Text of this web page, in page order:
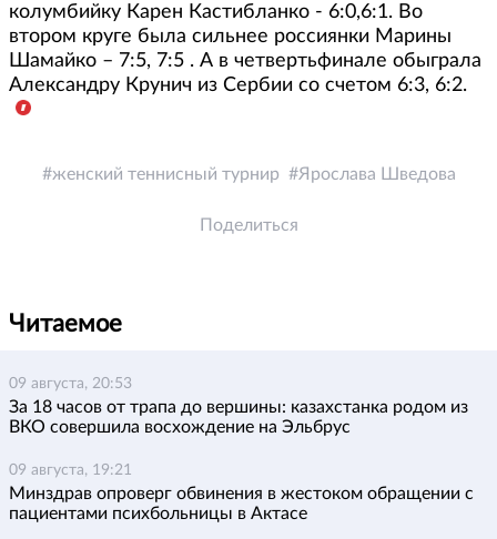
колумбийку Карен Кастибланко - 6:0,6:1. Во
втором круге была сильнее россиянки Марины
Шамайко – 7:5, 7:5 . А в четвертьфинале обыграла
Александру Крунич из Сербии со счетом 6:3, 6:2.
женский теннисный турнир Ярослава Шведова
Поделиться
Читаемое
09 августа, 20:53
За 18 часов от трапа до вершины: казахстанка родом из
ВКО совершила восхождение на Эльбрус
09 августа, 19:21
Минздрав опроверг обвинения в жестоком обращении с
пациентами психбольницы в Актасе